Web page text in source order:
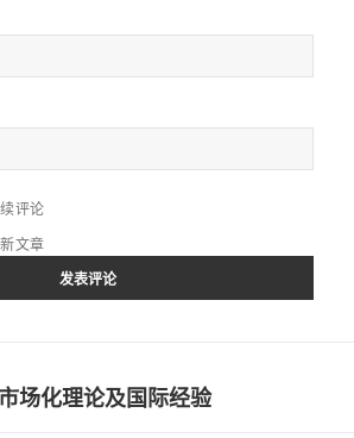
评论
文章
场化理论及国际经验